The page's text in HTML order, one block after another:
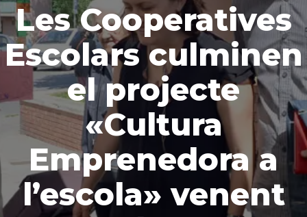
Les Cooperatives
Escolars culminen
el projecte
«Cultura
Emprenedora a
l’escola» venent